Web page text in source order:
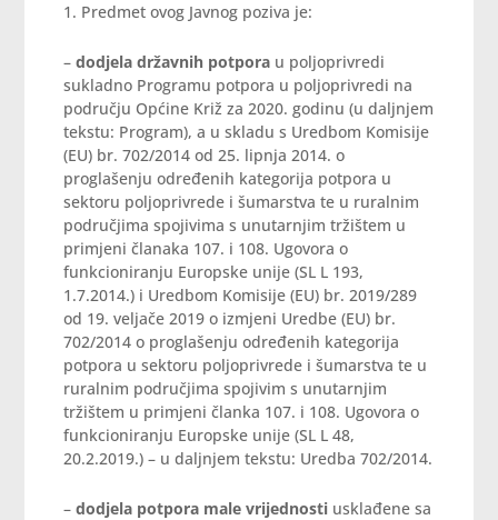
1. Predmet ovog Javnog poziva je:
–dodjela državnih potpora u poljoprivredi
sukladno Programu potpora u poljoprivredi na
području Općine Križ za 2020. godinu (u daljnjem
tekstu: Program), a u skladu s Uredbom Komisije
(EU) br. 702/2014 od 25. lipnja 2014. o
proglašenju određenih kategorija potpora u
sektoru poljoprivrede i šumarstva te u ruralnim
područjima spojivima s unutarnjim tržištem u
primjeni članaka 107. i 108. Ugovora o
funkcioniranju Europske unije (SL L 193,
1.7.2014.) i Uredbom Komisije (EU) br. 2019/289
od 19. veljače 2019 o izmjeni Uredbe (EU) br.
702/2014 o proglašenju određenih kategorija
potpora u sektoru poljoprivrede i šumarstva te u
ruralnim područjima spojivim s unutarnjim
tržištem u primjeni članka 107. i 108. Ugovora o
funkcioniranju Europske unije (SL L 48,
20.2.2019.) – u daljnjem tekstu: Uredba 702/2014.
–dodjela potpora male vrijednosti usklađene sa